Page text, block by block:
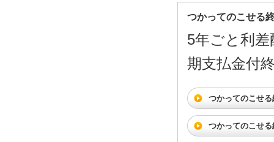
つかってのこせる
5年ごと利
期支払金付
つかってのこせ
つかってのこせ